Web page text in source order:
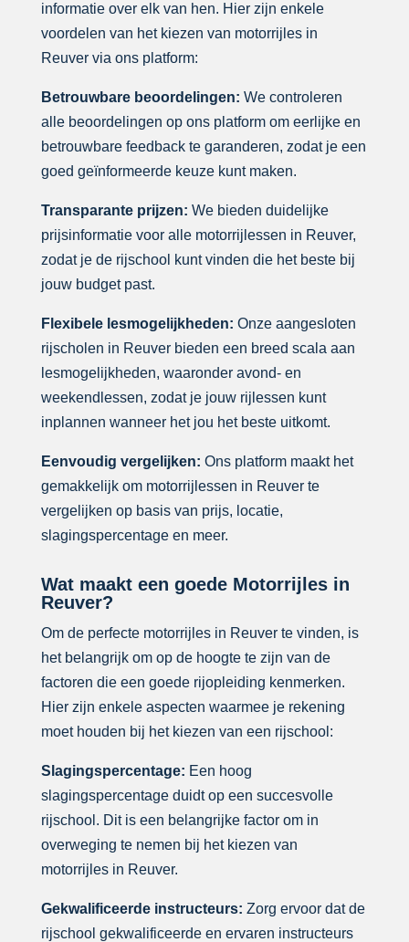
informatie over elk van hen. Hier zijn enkele
voordelen van het kiezen van motorrijles in
Reuver via ons platform:
Betrouwbare beoordelingen: We controleren
alle beoordelingen op ons platform om eerlijke en
betrouwbare feedback te garanderen, zodat je een
goed geïnformeerde keuze kunt maken.
Transparante prijzen: We bieden duidelijke
prijsinformatie voor alle motorrijlessen in Reuver,
zodat je de rijschool kunt vinden die het beste bij
jouw budget past.
Flexibele lesmogelijkheden: Onze aangesloten
rijscholen in Reuver bieden een breed scala aan
lesmogelijkheden, waaronder avond- en
weekendlessen, zodat je jouw rijlessen kunt
inplannen wanneer het jou het beste uitkomt.
Eenvoudig vergelijken: Ons platform maakt het
gemakkelijk om motorrijlessen in Reuver te
vergelijken op basis van prijs, locatie,
slagingspercentage en meer.
Wat maakt een goede Motorrijles in
Reuver?
Om de perfecte motorrijles in Reuver te vinden, is
het belangrijk om op de hoogte te zijn van de
factoren die een goede rijopleiding kenmerken.
Hier zijn enkele aspecten waarmee je rekening
moet houden bij het kiezen van een rijschool:
Slagingspercentage: Een hoog
slagingspercentage duidt op een succesvolle
rijschool. Dit is een belangrijke factor om in
overweging te nemen bij het kiezen van
motorrijles in Reuver.
Gekwalificeerde instructeurs: Zorg ervoor dat de
rijschool gekwalificeerde en ervaren instructeurs